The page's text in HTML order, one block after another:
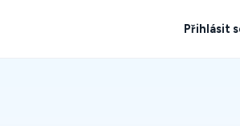
Přihlásit